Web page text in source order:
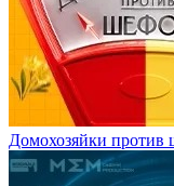
Домохозяйки против